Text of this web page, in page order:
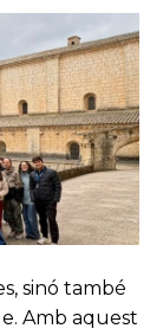
sinó també
Amb aquest